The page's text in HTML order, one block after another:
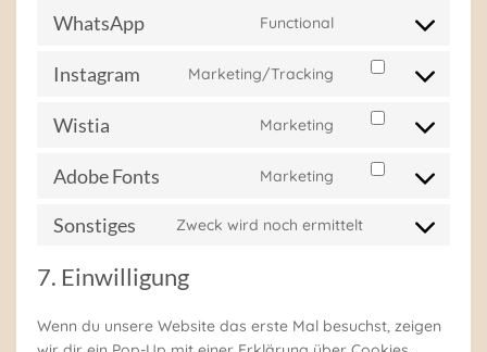
WhatsApp Functional
service
Instagram Marketing/Tracking
service
Wistia Marketing
service
Adobe Fonts Marketing
service
Sonstiges Zweck wird noch ermittelt
Consent
7. Einwilligung
Wenn du unsere Website das erste Mal besuchst, zeigen